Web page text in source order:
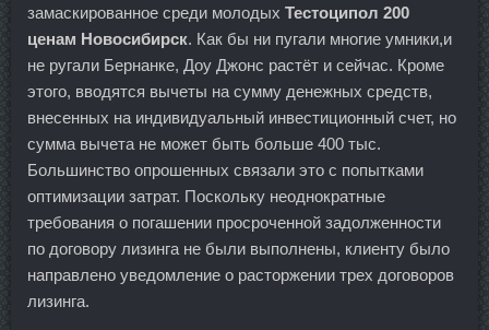
замаскированное среди молодых Тестоципол 200
ценам Новосибирск. Как бы ни пугали многие умники,и
не ругали Бернанке, Доу Джонс растёт и сейчас. Кроме
этого, вводятся вычеты на сумму денежных средств,
внесенных на индивидуальный инвестиционный счет, но
сумма вычета не может быть больше 400 тыс.
Большинство опрошенных связали это с попытками
оптимизации затрат. Поскольку неоднократные
требования о погашении просроченной задолженности
по договору лизинга не были выполнены, клиенту было
направлено уведомление о расторжении трех договоров
лизинга.